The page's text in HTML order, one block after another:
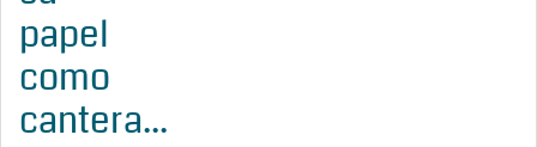
papel
como
cantera...